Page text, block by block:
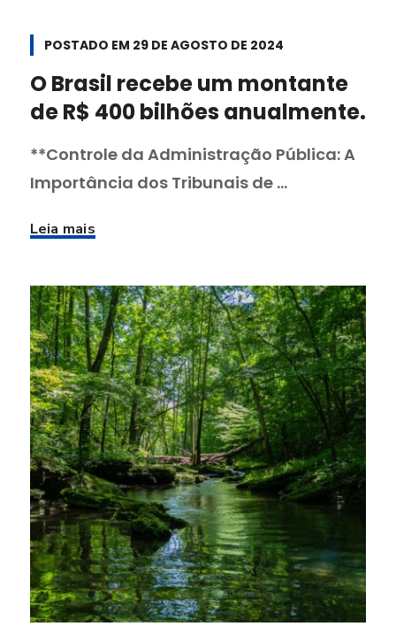
POSTADO EM 29 DE AGOSTO DE 2024
O Brasil recebe um montante
de R$ 400 bilhões anualmente.
**Controle da Administração Pública: A
Importância dos Tribunais de ...
Leia mais